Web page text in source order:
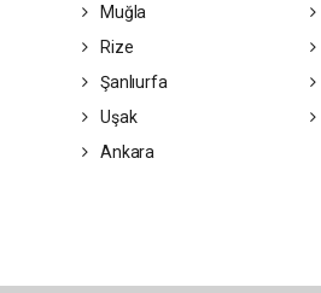
Muğla
Rize
Şanlıurfa
Uşak
Ankara